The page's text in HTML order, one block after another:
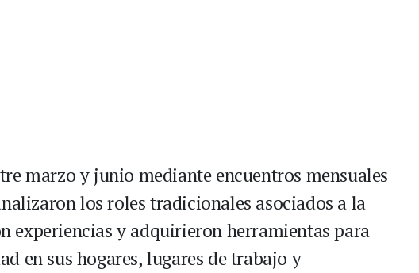
marzo y junio mediante encuentros mensuales
los roles tradicionales asociados a la
experiencias y adquirieron herramientas para
en sus hogares, lugares de trabajo y